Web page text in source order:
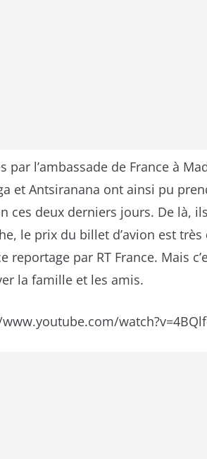
par l’ambassade de France à
et Antsiranana ont ainsi pu
ces deux derniers jours. De là,
le prix du billet d’avion est
reportage par RT France. Mais
la famille et les amis.